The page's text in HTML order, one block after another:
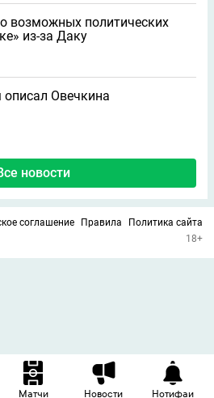
Матчи Новости Нотифаи
возможных политических
из-за Даку
Овечкина
новости
соглашение Правила
Политика сайта
18+